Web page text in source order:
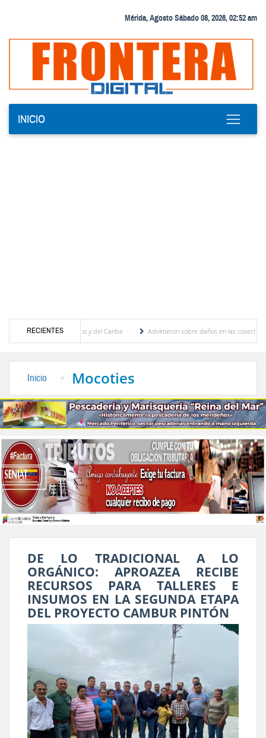
Mérida, Agosto Sábado 08, 2026, 02:52 am
INICIO
RECIENTES
Centroamericanos y del Caribe
Advirtieron sobre daños en las cosechas de los
Inicio Mocoties
DE LO TRADICIONAL A LO
ORGÁNICO: APROAZEA RECIBE
RECURSOS PARA TALLERES E
INSUMOS EN LA SEGUNDA ETAPA
DEL PROYECTO CAMBUR PINTÓN